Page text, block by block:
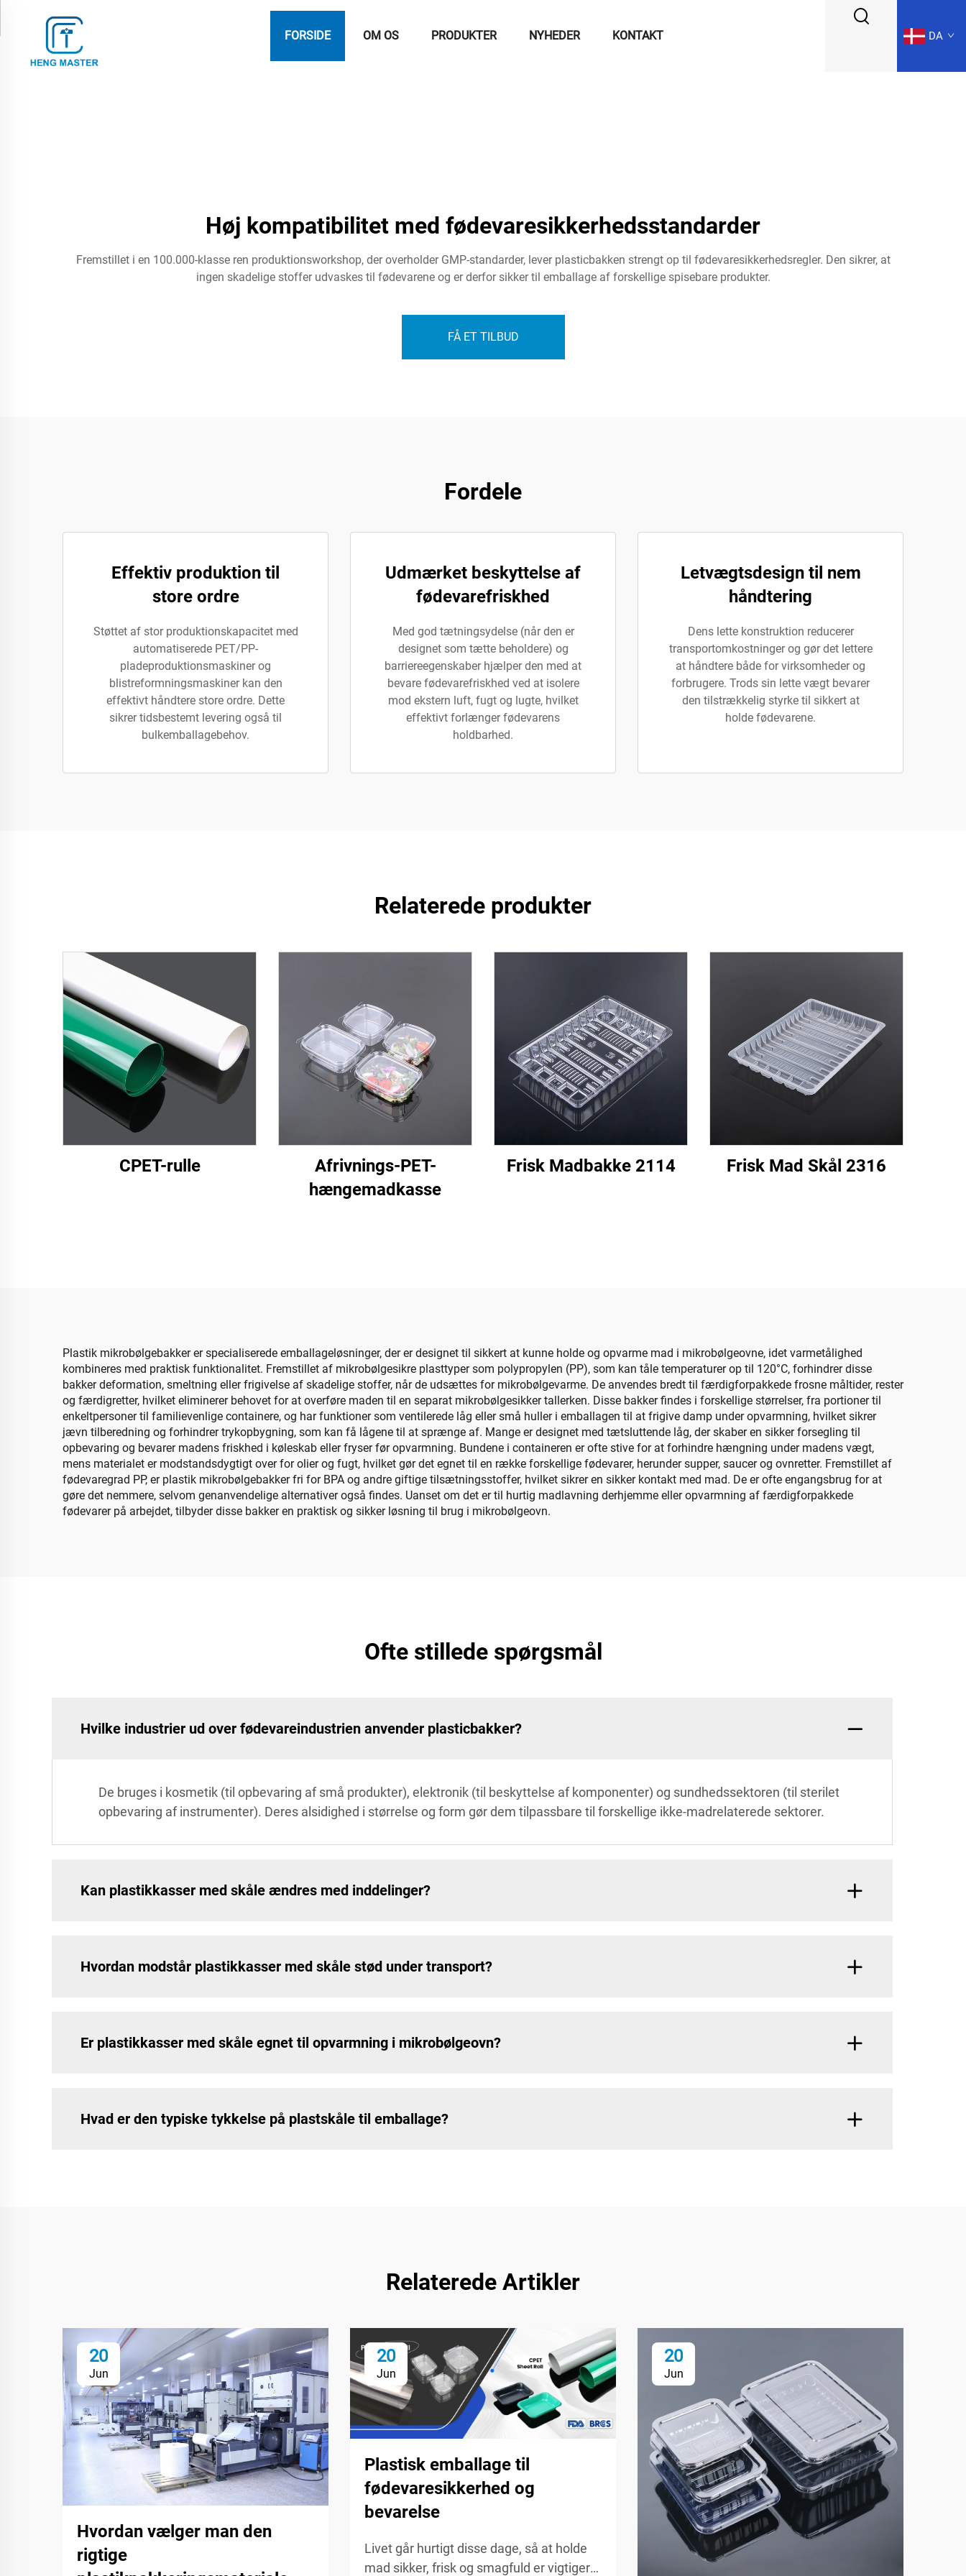
FORSIDE OM OS PRODUKTER NYHEDER KONTAKT DA
Høj kompatibilitet med fødevaresikkerhedsstandarder
Fremstillet i en 100.000-klasse ren produktionsworkshop, der overholder GMP-standarder, lever plasticbakken strengt op til fødevaresikkerhedsregler. Den sikrer, at
ingen skadelige stoffer udvaskes til fødevarene og er derfor sikker til emballage af forskellige spisebare produkter.
FÅ ET TILBUD
Fordele
Effektiv produktion til
store ordre
Støttet af stor produktionskapacitet med
automatiserede PET/PP-
pladeproduktionsmaskiner og
blistreformningsmaskiner kan den
effektivt håndtere store ordre. Dette
sikrer tidsbestemt levering også til
bulkemballagebehov.
Udmærket beskyttelse af
fødevarefriskhed
Med god tætningsydelse (når den er
designet som tætte beholdere) og
barriereegenskaber hjælper den med at
bevare fødevarefriskhed ved at isolere
mod ekstern luft, fugt og lugte, hvilket
effektivt forlænger fødevarens
holdbarhed.
Letvægtsdesign til nem
håndtering
Dens lette konstruktion reducerer
transportomkostninger og gør det lettere
at håndtere både for virksomheder og
forbrugere. Trods sin lette vægt bevarer
den tilstrækkelig styrke til sikkert at
holde fødevarene.
Relaterede produkter
CPET-rulle
Afrivnings-PET-
hængemadkasse
Frisk Madbakke 2114 Frisk Mad Skål 2316
Plastik mikrobølgebakker er specialiserede emballageløsninger, der er designet til sikkert at kunne holde og opvarme mad i mikrobølgeovne, idet varmetålighed
kombineres med praktisk funktionalitet. Fremstillet af mikrobølgesikre plasttyper som polypropylen (PP), som kan tåle temperaturer op til 120°C, forhindrer disse
bakker deformation, smeltning eller frigivelse af skadelige stoffer, når de udsættes for mikrobølgevarme. De anvendes bredt til færdigforpakkede frosne måltider, rester
og færdigretter, hvilket eliminerer behovet for at overføre maden til en separat mikrobølgesikker tallerken. Disse bakker findes i forskellige størrelser, fra portioner til
enkeltpersoner til familievenlige containere, og har funktioner som ventilerede låg eller små huller i emballagen til at frigive damp under opvarmning, hvilket sikrer
jævn tilberedning og forhindrer trykopbygning, som kan få lågene til at sprænge af. Mange er designet med tætsluttende låg, der skaber en sikker forsegling til
opbevaring og bevarer madens friskhed i køleskab eller fryser før opvarmning. Bundene i containeren er ofte stive for at forhindre hængning under madens vægt,
mens materialet er modstandsdygtigt over for olier og fugt, hvilket gør det egnet til en række forskellige fødevarer, herunder supper, saucer og ovnretter. Fremstillet af
fødevaregrad PP, er plastik mikrobølgebakker fri for BPA og andre giftige tilsætningsstoffer, hvilket sikrer en sikker kontakt med mad. De er ofte engangsbrug for at
gøre det nemmere, selvom genanvendelige alternativer også findes. Uanset om det er til hurtig madlavning derhjemme eller opvarmning af færdigforpakkede
fødevarer på arbejdet, tilbyder disse bakker en praktisk og sikker løsning til brug i mikrobølgeovn.
Ofte stillede spørgsmål
Hvilke industrier ud over fødevareindustrien anvender plasticbakker?
De bruges i kosmetik (til opbevaring af små produkter), elektronik (til beskyttelse af komponenter) og sundhedssektoren (til sterilet
opbevaring af instrumenter). Deres alsidighed i størrelse og form gør dem tilpassbare til forskellige ikke-madrelaterede sektorer.
Kan plastikkasser med skåle ændres med inddelinger?
Hvordan modstår plastikkasser med skåle stød under transport?
Er plastikkasser med skåle egnet til opvarmning i mikrobølgeovn?
Hvad er den typiske tykkelse på plastskåle til emballage?
Relaterede Artikler
20
Jun
Hvordan vælger man den
rigtige
20
Jun
Plastisk emballage til
fødevaresikkerhed og
bevarelse
Livet går hurtigt disse dage, så at holde
mad sikker, frisk og smagfuld er vigtigere
20
Jun